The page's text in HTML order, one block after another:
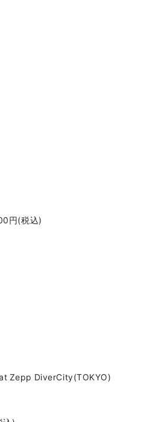
円(税込)
at Zepp DiverCity(TOKYO)